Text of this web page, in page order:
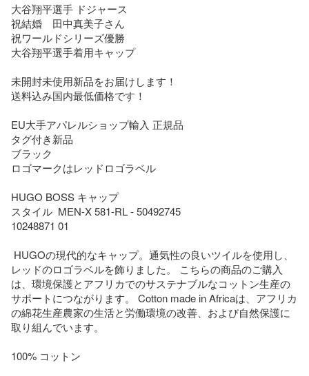
大谷翔平選手 ドジャース
祝結婚　田中真美子さん
祝ワールドシリーズ優勝
大谷翔平選手着用キャップ
未開封未使用新品をお届けします！
送料込み国内最低価格です！
EU大手アパレルショップ輸入 正規品
タグ付き新品
ブラック
ロゴマークはレッドロゴラベル
HUGO BOSS キャップ
スタイル  MEN-X 581-RL - 50492745
10248871 01
レッドのロゴラベルを飾りました。 こちらの商品のご購入
は、環境保護とアフリカでのサステナブルなコットン生産の
サポートにつながります。 Cotton made in Africaは、アフリカ
の綿花生産農家の生活と労働環境の改善、および自然保護に
取り組んでいます。
100% コットン